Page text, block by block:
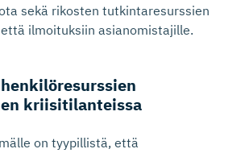
sekä rikosten tutkintaresurssien
ilmoituksiin asianomistajille.
kriisitilanteissa
on tyypillistä, että